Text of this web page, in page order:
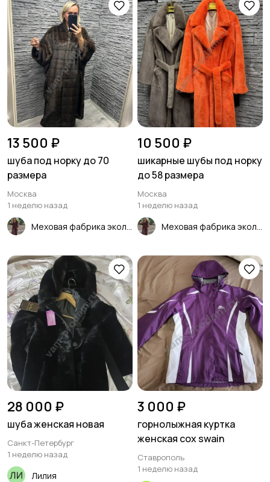
13 500 ₽
шуба под норку до 70
размера
Москва
1 неделю назад
10 500 ₽
шикарные шубы под норку
до 58 размера
Москва
1 неделю назад
28 000 ₽
шуба женская новая
Санкт-Петербург
1 неделю назад
Лилия
3 000 ₽
горнолыжная куртка
женская cox swain
Ставрополь
1 неделю назад